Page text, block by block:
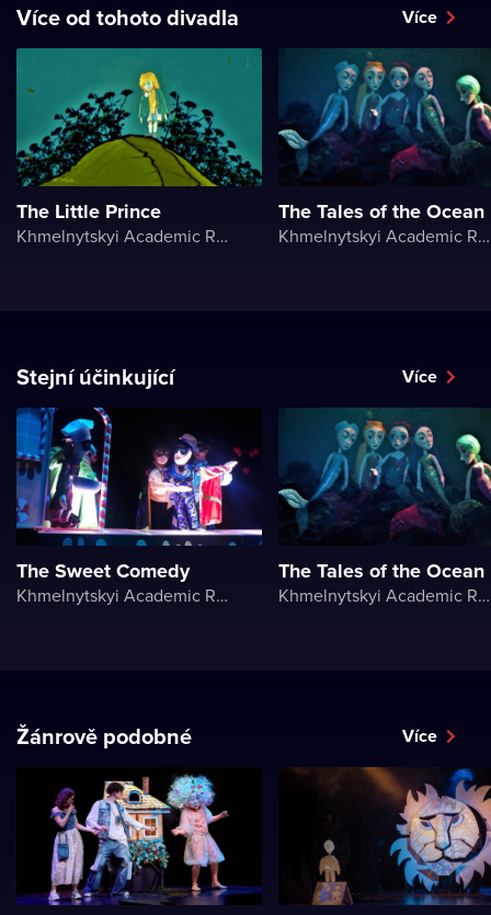
Více od tohoto divadla Více
The Little Prince
Khmelnytskyi Academic Regional Puppet Theater
The Tales of the Ocean
Khmelnytskyi Academic Regional Puppet Theater
Stejní účinkující Více
The Sweet Comedy
Khmelnytskyi Academic Regional Puppet Theater
The Tales of the Ocean
Khmelnytskyi Academic Regional Puppet Theater
Žánrově podobné Více